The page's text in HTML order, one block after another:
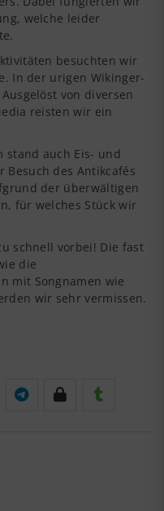
welche leider
besuchten wir
In der urigen Wikinger-
von diversen
reisten wir ein
stand auch Eis- und
Besuch des Antikcafés
der überwältigen
für welches Stück wir
schnell vorbei! Die fast
die
mit Songnamen wie
wir sehr vermissen.